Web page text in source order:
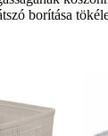
borítása